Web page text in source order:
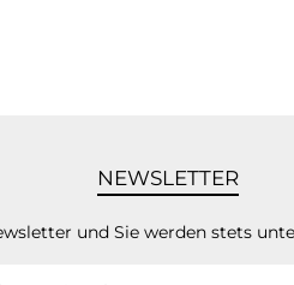
NEWSLETTER
und Sie werden stets